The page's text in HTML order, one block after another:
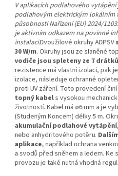
V aplikacích podlahového
podlahovým elektrickým lokálním
působnosti Nařízení (EU) 2024/
je aktivním odkazem na povinné
instalaci.Dvoužilové okruhy ADPSV
30 W/m. Okruhy jsou ze slaněné
vodiče jsou spleteny ze 7 drátků
rezistence má vlastní izolaci, pak
izolace, následuje ochranné
proti UV záření. Toto provedení činí
topný kabels vysokou
životností. Kabel má ø6 mm a je
(Studeným Koncem) délky 5 m.
akumulační podlahové vytápění
nebo anhydritového potěru.
aplikace, například ochrana
a svodů před sněhem a ledem. Ke
provozu je také nutná vhodná